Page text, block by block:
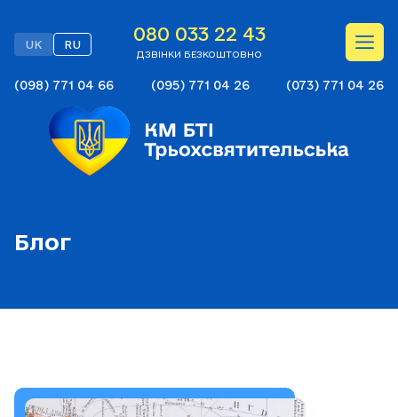
UK RU 080 033 22 43
ДЗВІНКИ БЕЗКОШТОВНО
(098) 771 04 66 (095) 771 04 26 (073) 771 04 26
Блог